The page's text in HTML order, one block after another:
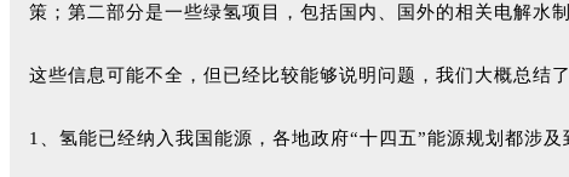
策；第二部分是一些绿氢项目，包括国内、国外的相关电解水
这些信息可能不全，但已经比较能够说明问题，我们大概总结
1、氢能已经纳入我国能源，各地政府“十四五”能源规划都涉